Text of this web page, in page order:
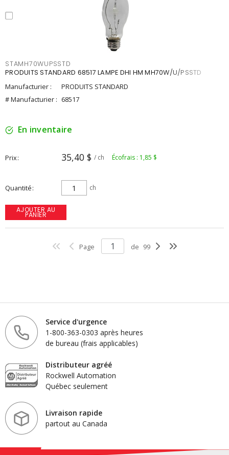
STAMH70WUPSSTD
PRODUITS STANDARD 68517 LAMPE DHI HM MH70W/U/PSSTD
Manufacturier :
PRODUITS STANDARD
# Manufacturier : 68517
En inventaire
Prix 35,40 $ / ch Écofrais : 1,85 $
Quantité ch
AJOUTER AU
PANIER
Page de 99
Service d'urgence
1-800-363-0303 après heures
de bureau (frais applicables)
Distributeur agréé
Rockwell Automation
Québec seulement
Livraison rapide
partout au Canada